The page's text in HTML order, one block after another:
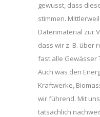
gewusst, dass
stimmen.
Datenmaterial zur
dass wir z. B. über
fast alle Gewässer
Auch was den
Kraftwerke,
wir führend. Mit
tatsächlich